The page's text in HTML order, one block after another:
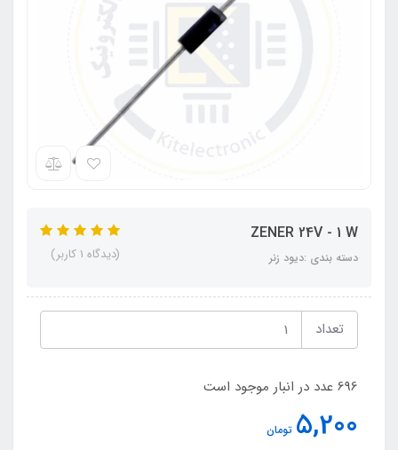
ZENER 24V - 1 W
دسته بندی :دیود زنر (دیدگاه 1 کاربر)
تعداد
696 عدد در انبار موجود است
5,200 تومان